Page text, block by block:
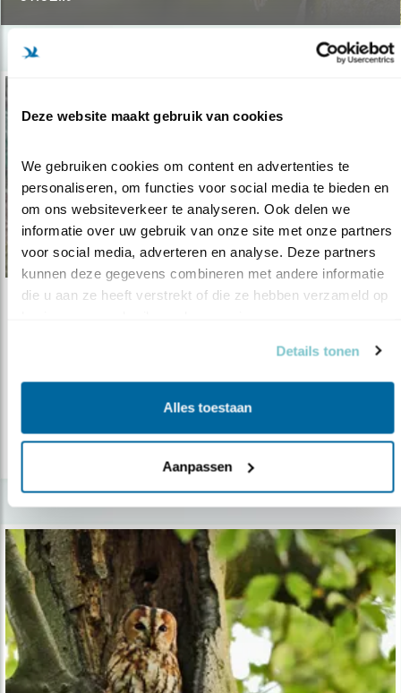
Deze website maakt gebruik van cookies
We gebruiken cookies om content en advertenties te
personaliseren, om functies voor social media te bieden en
om ons websiteverkeer te analyseren. Ook delen we
informatie over uw gebruik van onze site met onze partners
voor social media, adverteren en analyse. Deze partners
kunnen deze gegevens combineren met andere informatie
die u aan ze heeft verstrekt of die ze hebben verzameld op
Details tonen
Alles toestaan
Aanpassen